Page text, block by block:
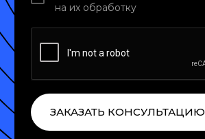
на их обработку
ЗАКАЗАТЬ КОНСУЛЬТАЦИЮ